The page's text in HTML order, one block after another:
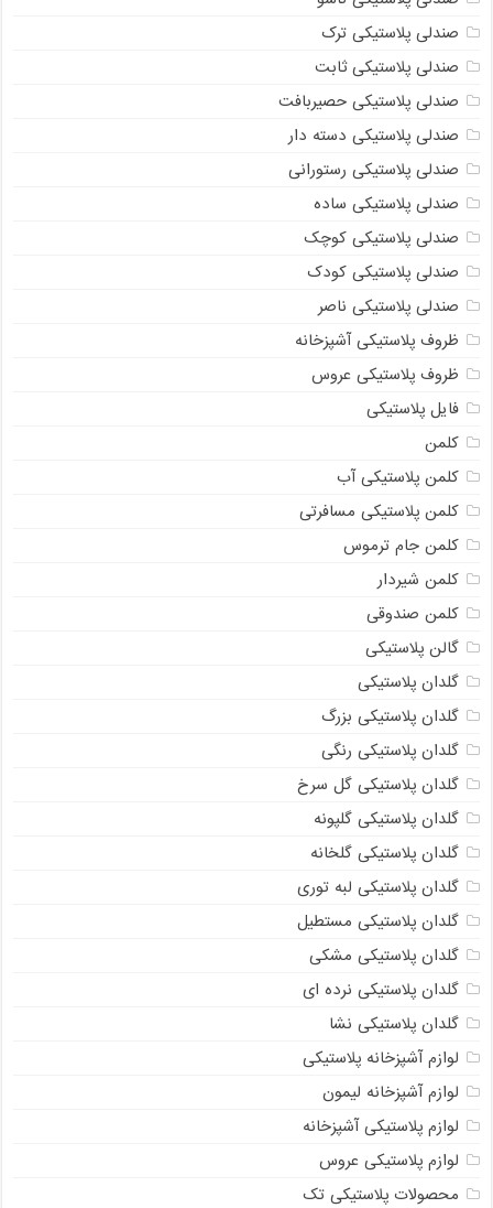
صندلی پلاستیکی ترک
صندلی پلاستیکی ثابت
صندلی پلاستیکی حصیربافت
صندلی پلاستیکی دسته دار
صندلی پلاستیکی رستورانی
صندلی پلاستیکی ساده
صندلی پلاستیکی کوچک
صندلی پلاستیکی کودک
صندلی پلاستیکی ناصر
ظروف پلاستیکی آشپزخانه
ظروف پلاستیکی عروس
فایل پلاستیکی
کلمن
کلمن پلاستیکی آب
کلمن پلاستیکی مسافرتی
کلمن جام ترموس
کلمن شیردار
کلمن صندوقی
گالن پلاستیکی
گلدان پلاستیکی
گلدان پلاستیکی بزرگ
گلدان پلاستیکی رنگی
گلدان پلاستیکی گل سرخ
گلدان پلاستیکی گلپونه
گلدان پلاستیکی گلخانه
گلدان پلاستیکی لبه توری
گلدان پلاستیکی مستطیل
گلدان پلاستیکی مشکی
گلدان پلاستیکی نرده ای
گلدان پلاستیکی نشا
لوازم آشپزخانه پلاستیکی
لوازم آشپزخانه لیمون
لوازم پلاستیکی آشپزخانه
لوازم پلاستیکی عروس
محصولات پلاستیکی تک